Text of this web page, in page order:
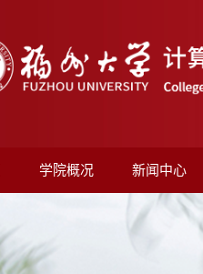
学院概况 新闻中心